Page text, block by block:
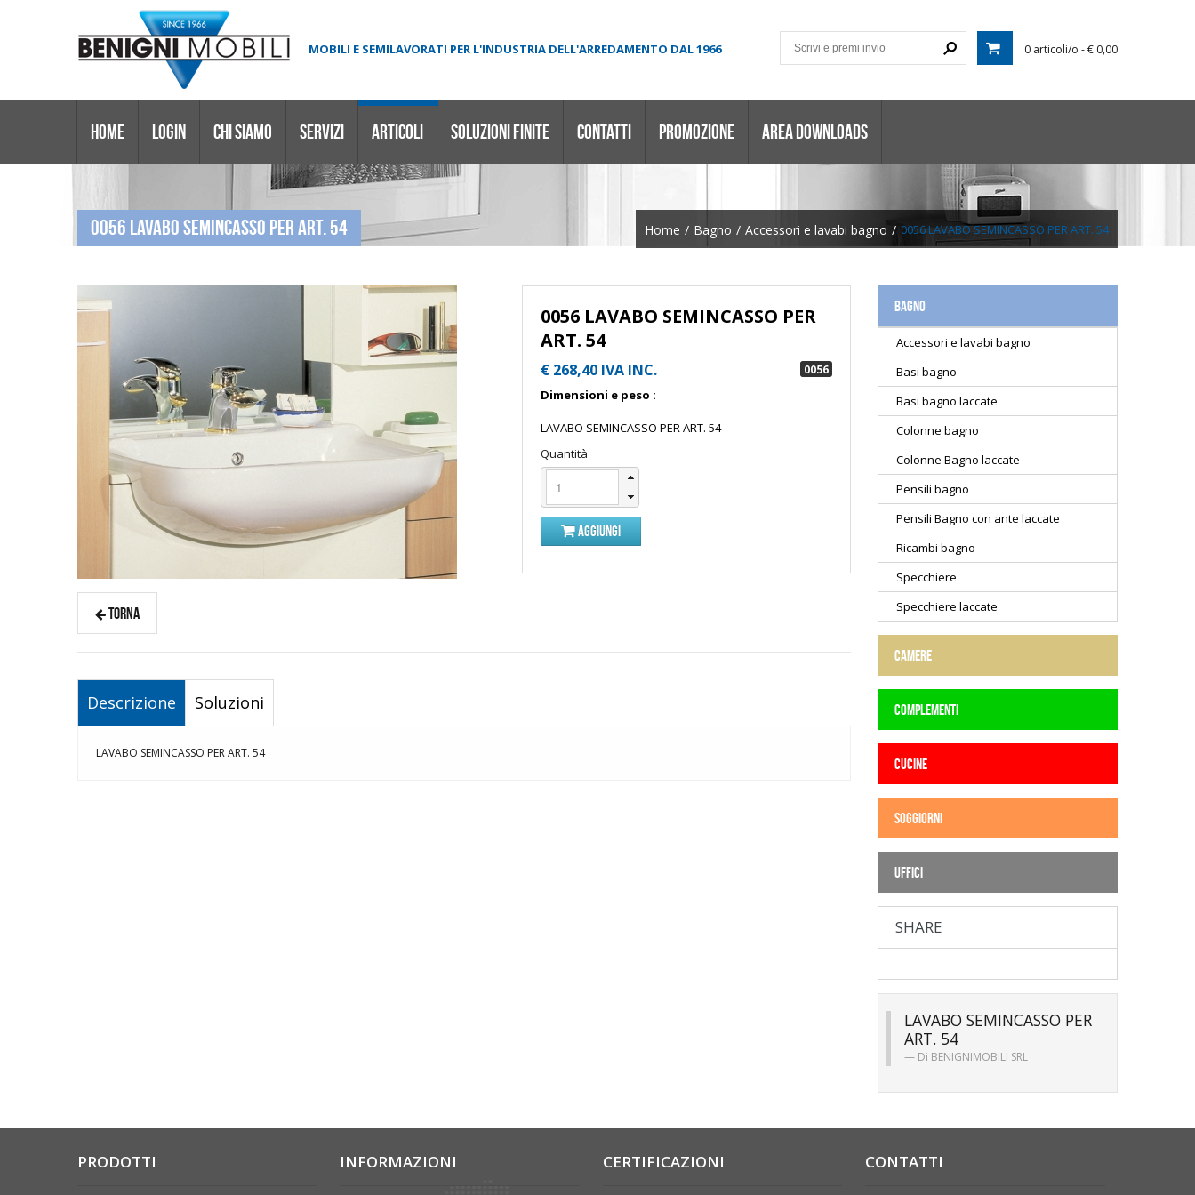
MOBILI E SEMILAVORATI PER L'INDUSTRIA DELL'ARREDAMENTO DAL 1966 0 articoli/o - € 0,00
HOME LOGIN CHI SIAMO SERVIZI ARTICOLI SOLUZIONI FINITE CONTATTI PROMOZIONE AREA DOWNLOADS
0056 LAVABO SEMINCASSO PER ART. 54 Home / Bagno / Accessori e lavabi bagno / 0056 LAVABO SEMINCASSO PER ART. 54
TORNA
0056 LAVABO SEMINCASSO PER
ART. 54
0056
€ 268,40 IVA INC.
Dimensioni e peso :
LAVABO SEMINCASSO PER ART. 54
Quantità
AGGIUNGI
Descrizione Soluzioni
LAVABO SEMINCASSO PER ART. 54
BAGNO
Accessori e lavabi bagno
Basi bagno
Basi bagno laccate
Colonne bagno
Colonne Bagno laccate
Pensili bagno
Pensili Bagno con ante laccate
Ricambi bagno
Specchiere
Specchiere laccate
CAMERE
COMPLEMENTI
CUCINE
SOGGIORNI
UFFICI
SHARE
LAVABO SEMINCASSO PER
ART. 54
Di BENIGNIMOBILI SRL
PRODOTTI INFORMAZIONI CERTIFICAZIONI CONTATTI